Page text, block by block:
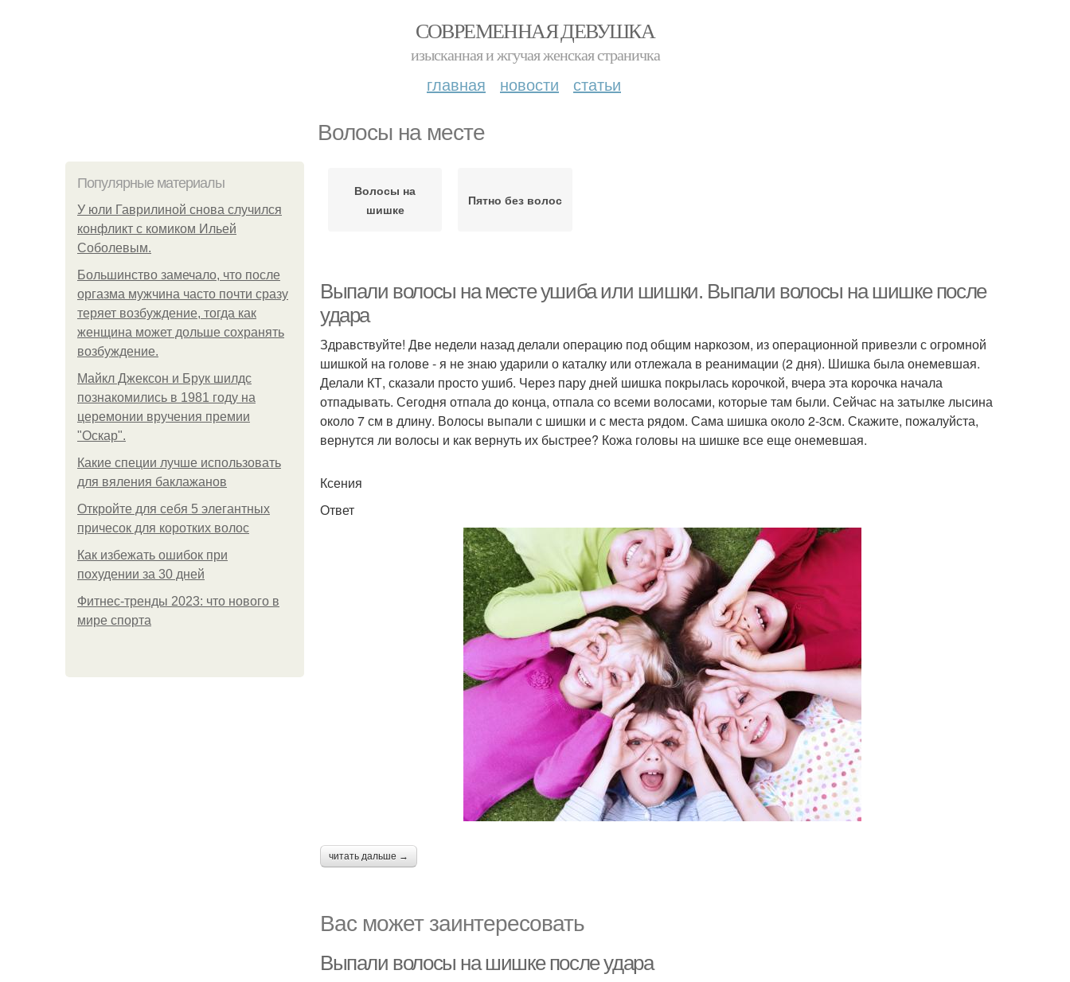
СОВРЕМЕННАЯ ДЕВУШКА
изысканная и жгучая женская страничка
главная новости статьи
Волосы на месте
Популярные материалы
У юли Гаврилиной снова случился
конфликт с комиком Ильей
Соболевым.
Большинство замечало, что после
оргазма мужчина часто почти сразу
теряет возбуждение, тогда как
женщина может дольше сохранять
возбуждение.
Майкл Джексон и Брук шилдс
познакомились в 1981 году на
церемонии вручения премии
"Оскар".
Какие специи лучше использовать
для вяления баклажанов
Откройте для себя 5 элегантных
причесок для коротких волос
Как избежать ошибок при
похудении за 30 дней
Фитнес-тренды 2023: что нового в
мире спорта
Волосы на
шишке
Пятно без волос
Выпали волосы на месте ушиба или шишки. Выпали волосы на шишке после
удара
Здравствуйте! Две недели назад делали операцию под общим наркозом, из операционной привезли с огромной
шишкой на голове - я не знаю ударили о каталку или отлежала в реанимации (2 дня). Шишка была онемевшая.
Делали КТ, сказали просто ушиб. Через пару дней шишка покрылась корочкой, вчера эта корочка начала
отпадывать. Сегодня отпала до конца, отпала со всеми волосами, которые там были. Сейчас на затылке лысина
около 7 см в длину. Волосы выпали с шишки и с места рядом. Сама шишка около 2-3см. Скажите, пожалуйста,
вернутся ли волосы и как вернуть их быстрее? Кожа головы на шишке все еще онемевшая.
Ксения
Ответ
читать дальше →
Вас может заинтересовать
Выпали волосы на шишке после удара